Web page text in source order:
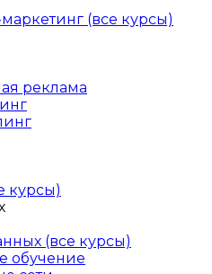
(все курсы)
реклама
курсы)
(все курсы)
обучение